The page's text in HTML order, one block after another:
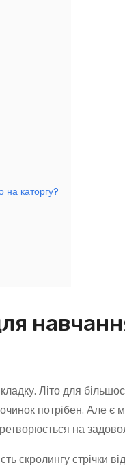
на каторгу?
Літо для
потрібен. Але є
на
скролингу стрічки